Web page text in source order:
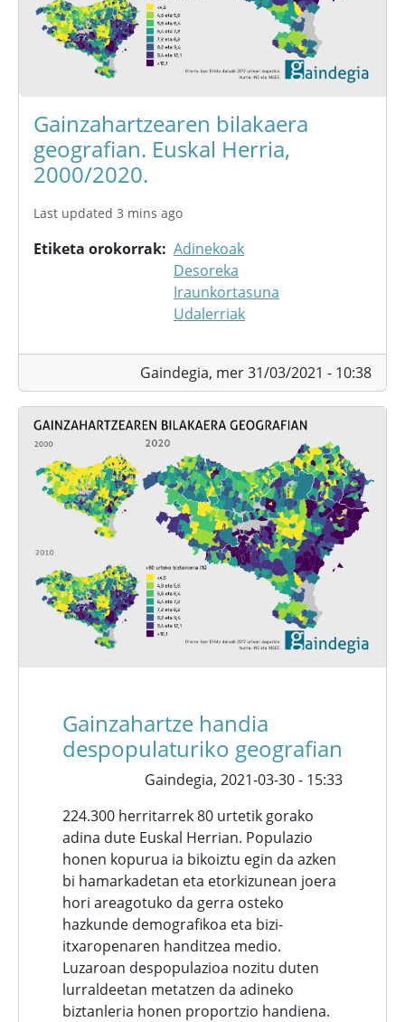
Gainzahartzearen bilakaera
geografian. Euskal Herria,
2000/2020.
Last updated 3 mins ago
Etiketa orokorrak Adinekoak
Desoreka
Iraunkortasuna
Udalerriak
Gaindegia, mer 31/03/2021 - 10:38
Gainzahartze handia
despopulaturiko geografian
Gaindegia, 2021-03-30 - 15:33
224.300 herritarrek 80 urtetik gorako
adina dute Euskal Herrian. Populazio
honen kopurua ia bikoiztu egin da azken
bi hamarkadetan eta etorkizunean joera
hori areagotuko da gerra osteko
hazkunde demografikoa eta bizi-
itxaropenaren handitzea medio.
Luzaroan despopulazioa nozitu duten
lurraldeetan metatzen da adineko
biztanleria honen proportzio handiena.